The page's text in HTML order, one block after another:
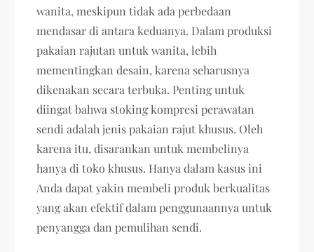
wanita, meskipun tidak ada perbedaan
mendasar di antara keduanya. Dalam produksi
pakaian rajutan untuk wanita, lebih
mementingkan desain, karena seharusnya
dikenakan secara terbuka. Penting untuk
diingat bahwa stoking kompresi perawatan
sendi adalah jenis pakaian rajut khusus. Oleh
karena itu, disarankan untuk membelinya
hanya di toko khusus. Hanya dalam kasus ini
Anda dapat yakin membeli produk berkualitas
yang akan efektif dalam penggunaannya untuk
penyangga dan pemulihan sendi.